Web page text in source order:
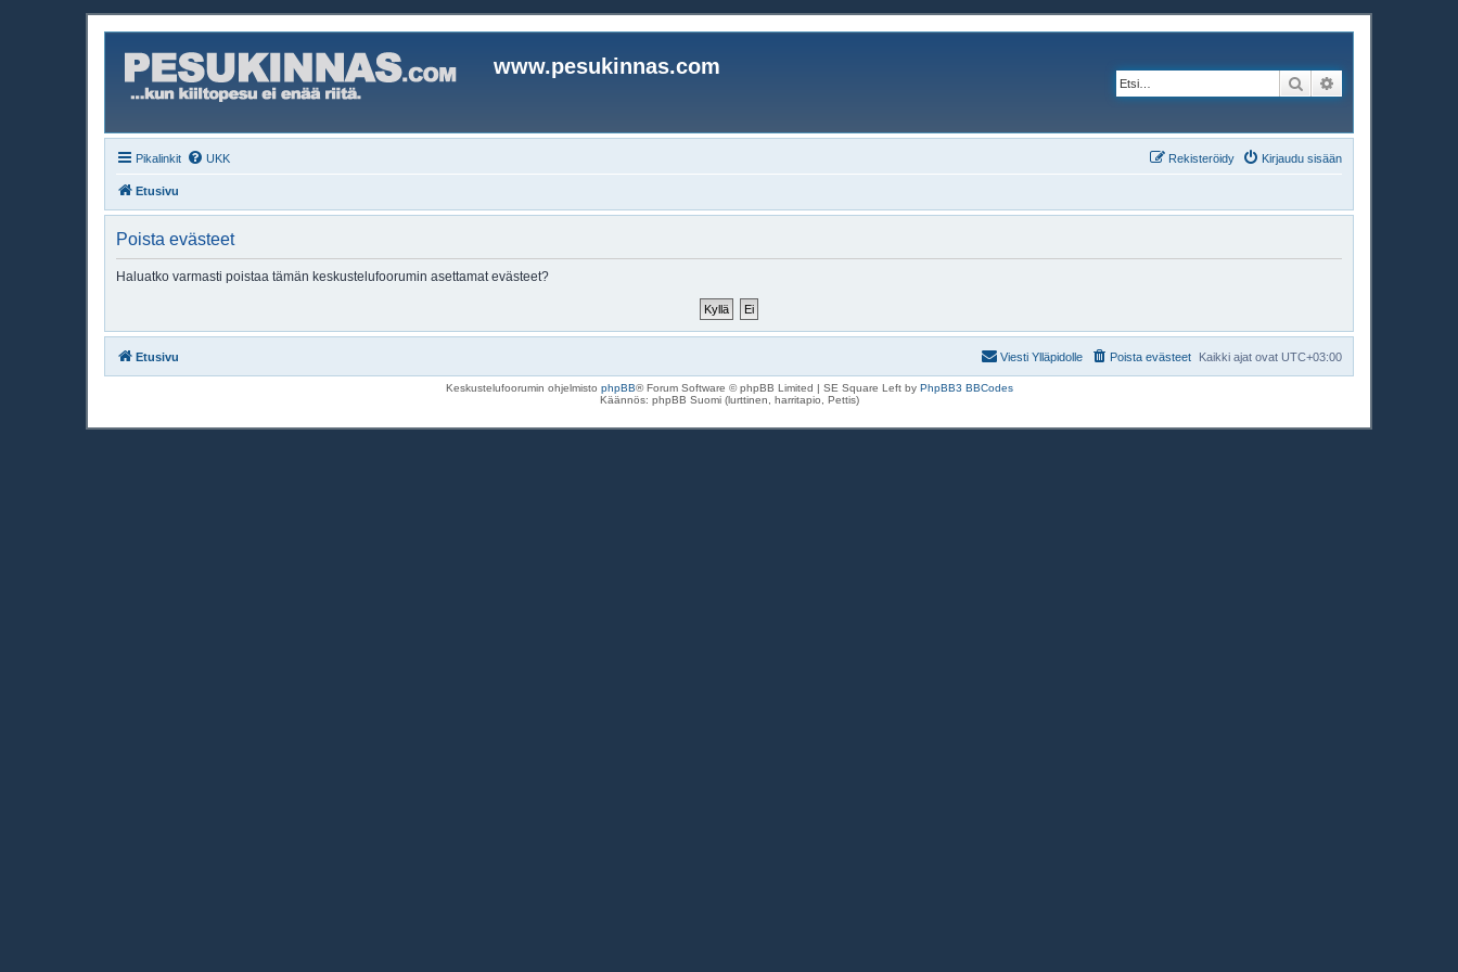
www.pesukinnas.com
Etsi
Pikalinkit UKK Kirjaudu sisään
Rekisteröidy
Etusivu
Poista evästeet
Haluatko varmasti poistaa tämän keskustelufoorumin asettamat evästeet?
Etusivu Kaikki ajat ovat UTC+03:00
Poista evästeet
Viesti Ylläpidolle
Keskustelufoorumin ohjelmisto phpBB® Forum Software © phpBB Limited | SE Square Left by PhpBB3 BBCodes
Käännös: phpBB Suomi (lurttinen, harritapio, Pettis)